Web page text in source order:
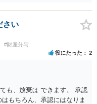
さい
#財産分与
役にたった 2
も、放棄は できます。 承認
もちろん、承認にはなりま